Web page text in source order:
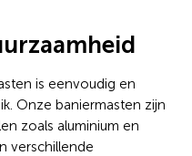
is eenvoudig en
Onze baniermasten zijn
zoals aluminium en
verschillende